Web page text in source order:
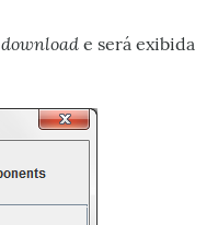
download e será exibida